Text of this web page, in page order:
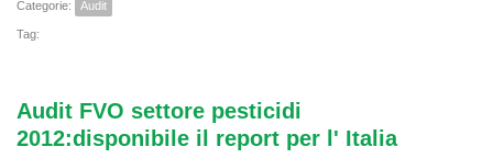
Categorie: Audit
Tag:
Audit FVO settore pesticidi
2012:disponibile il report per l' Italia